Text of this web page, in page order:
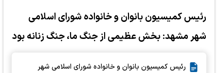
رئیس کمیسیون بانوان و خانواده شورای اسلامی
شهر مشهد: بخش عظیمی از جنگ ما، جنگ زنانه بود
رئیس کمیسیون بانوان و خانواده شورای اسلامی شهر